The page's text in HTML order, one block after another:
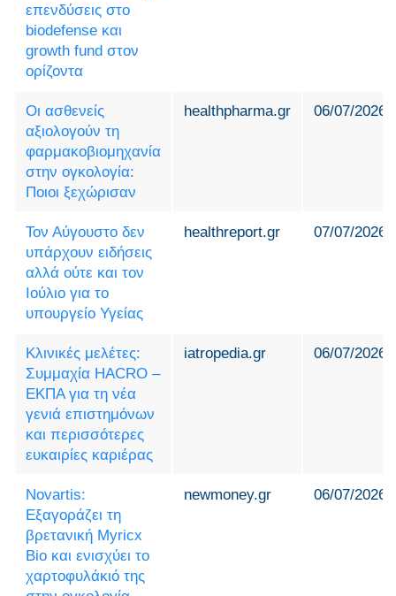
επενδύσεις στο
biodefense και
growth fund στον
ορίζοντα
Οι ασθενείς
αξιολογούν τη
φαρμακοβιομηχανία
στην ογκολογία:
Ποιοι ξεχώρισαν
healthpharma.gr 06/07/2026
Τον Αύγουστο δεν
υπάρχουν ειδήσεις
αλλά ούτε και τον
Ιούλιο για το
υπουργείο Υγείας
healthreport.gr 07/07/2026
Κλινικές μελέτες:
Συμμαχία HACRO –
ΕΚΠΑ για τη νέα
γενιά επιστημόνων
και περισσότερες
ευκαιρίες καριέρας
iatropedia.gr 06/07/2026
Novartis:
Εξαγοράζει τη
βρετανική Myricx
Bio και ενισχύει το
χαρτοφυλάκιό της
newmoney.gr 06/07/2026